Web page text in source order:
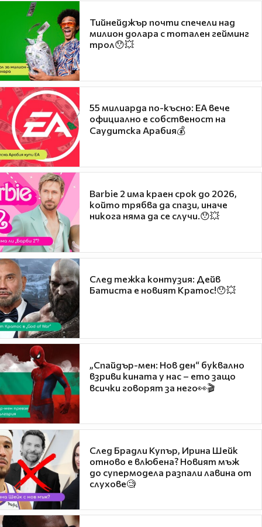
Тийнейджър почти спечели над
милион долара с тотален гейминг
трол😯💥
55 милиарда по-късно: EA вече
официално е собственост на
Саудитска Арабия💰
Barbie 2 има краен срок до 2026,
който трябва да спази, иначе
никога няма да се случи.😯💥
След тежка контузия: Дейв
Батиста е новият Кратос!😯💥
„Спайдър-мен: Нов ден“ буквално
взриви кината у нас – ето защо
всички говорят за него👀🎬
След Брадли Купър, Ирина Шейк
отново е влюбена? Новият мъж
до супермодела разпали лавина от
слухове🧐